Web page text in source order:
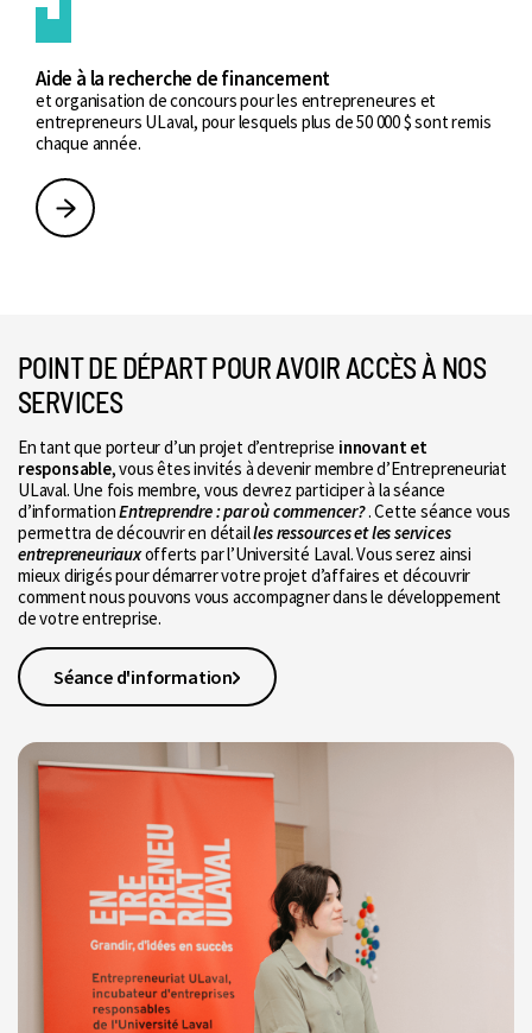
Aide à la recherche de financement
et organisation de concours pour les entrepreneures et
entrepreneurs ULaval, pour lesquels plus de 50 000 $ sont remis
chaque année.
POINT DE DÉPART POUR AVOIR ACCÈS À NOS
SERVICES
En tant que porteur d’un projet d’entreprise innovant et
responsable, vous êtes invités à devenir membre d’Entrepreneuriat
ULaval. Une fois membre, vous devrez participer à la séance
d’informationEntreprendre : par où commencer?. Cette séance vous
permettra de découvrir en détailles ressources et les services
entrepreneuriauxofferts par l’Université Laval. Vous serez ainsi
mieux dirigés pour démarrer votre projet d’affaires et découvrir
comment nous pouvons vous accompagner dans le développement
de votre entreprise.
Séance d'information